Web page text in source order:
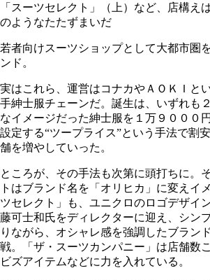
「スーツセレクト」（上）など、店構え
のようなたたずまいだ
若者向けスーツショップとして大都市圏
ンド。
実はこれら、運営はコナカやＡＯＫＩと
手紳士服チェーンだ。誕生は、いずれも
なイメージだった紳士服を１万９０００
設定する“ツープライス”という手法で割
舗を増やしていった。
ところが、その手法も次第に頭打ちに。
トはブランド名を「オリヒカ」に変えイ
ツセレクト」も、ユニクロのロゴデザイ
藤可士和氏をディレクターに迎え、シン
りながら、オシャレ感を強調したブラン
戦。「ザ・スーツカンパニー」は店舗数
ビズアイテムなどに力を入れている。